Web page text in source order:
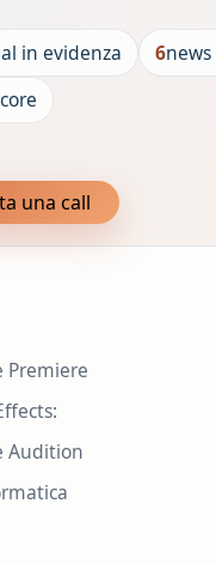
in evidenza 6
una call
Premiere
Audition